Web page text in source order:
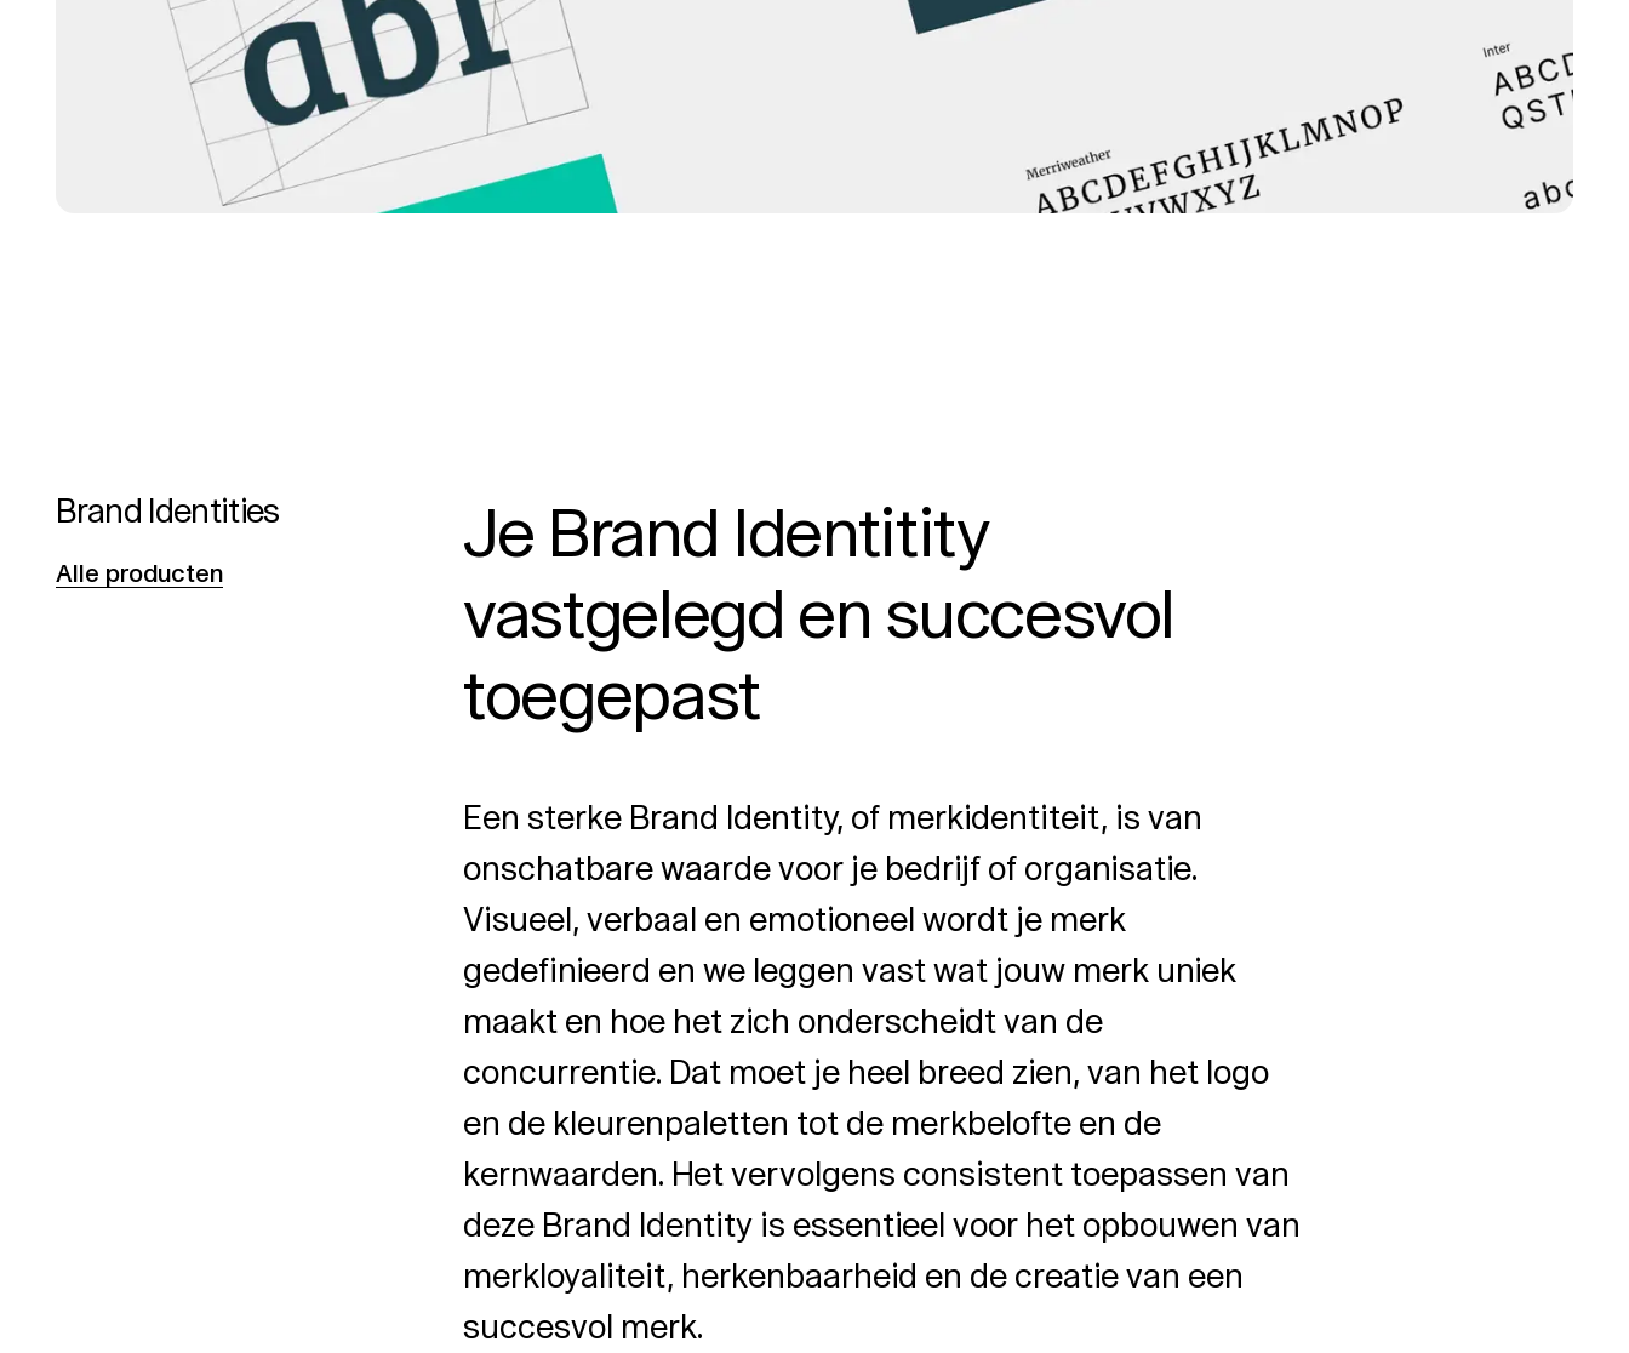
Brand Identities
Alle producten
Je Brand Identitity
vastgelegd en succesvol
toegepast
Een sterke Brand Identity, of merkidentiteit, is van
onschatbare waarde voor je bedrijf of organisatie.
Visueel, verbaal en emotioneel wordt je merk
gedefinieerd en we leggen vast wat jouw merk uniek
maakt en hoe het zich onderscheidt van de
concurrentie. Dat moet je heel breed zien, van het logo
en de kleurenpaletten tot de merkbelofte en de
kernwaarden. Het vervolgens consistent toepassen van
deze Brand Identity is essentieel voor het opbouwen van
merkloyaliteit, herkenbaarheid en de creatie van een
succesvol merk.